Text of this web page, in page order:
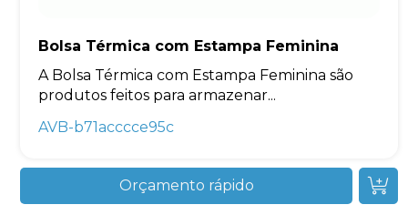
Bolsa Térmica com Estampa Feminina
A Bolsa Térmica com Estampa Feminina são
produtos feitos para armazenar...
AVB-b71acccce95c
Orçamento rápido